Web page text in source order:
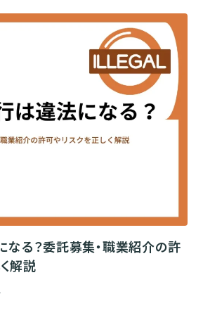
る？委託募集・職業紹介の許
解説